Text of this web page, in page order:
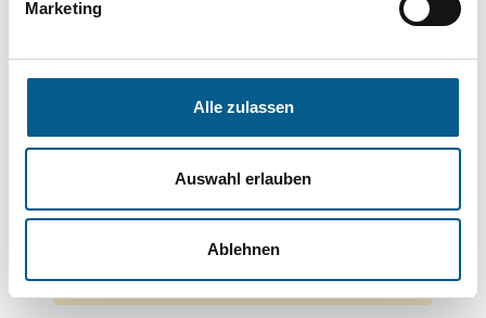
Marketing
Alle zulassen
Auswahl erlauben
Ablehnen
Aktive Filter:
Themen: Wissenschaft und Forschung
Themen: Wohlfahrtswesen
Themen: Hilfsbedürftige Menschen
Themen: Kinder, Jugendliche & Familie
Alle Filter entfernen